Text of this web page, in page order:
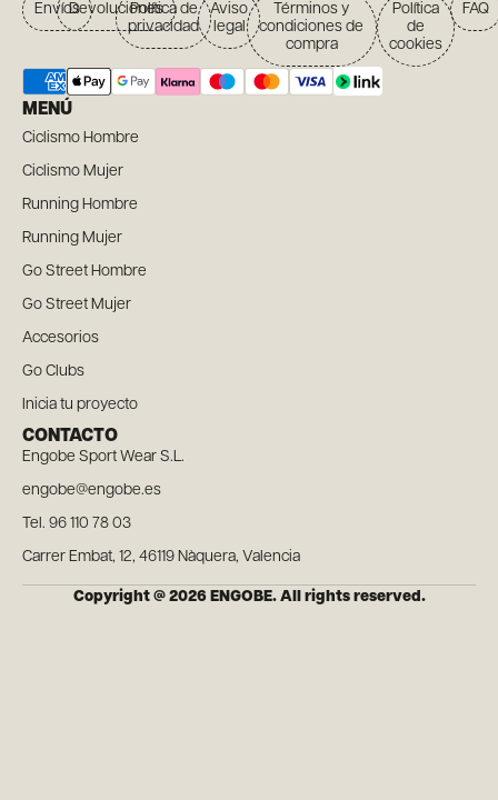
EnvíosDevolucionesPolítica de
privacidad
Aviso
legal
Términos y
condiciones de
compra
Política
de
cookies
FAQ
MENÚ
Ciclismo Hombre
Ciclismo Mujer
Running Hombre
Running Mujer
Go Street Hombre
Go Street Mujer
Accesorios
Go Clubs
Inicia tu proyecto
CONTACTO
Engobe Sport Wear S.L.
engobe@engobe.es
Tel. 96 110 78 03
Carrer Embat, 12, 46119 Nàquera, Valencia
Copyright @ 2026 ENGOBE. All rights reserved.